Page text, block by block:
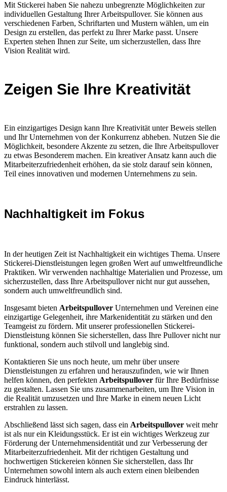
Mit Stickerei haben Sie nahezu unbegrenzte Möglichkeiten zur
individuellen Gestaltung Ihrer Arbeitspullover. Sie können aus
verschiedenen Farben, Schriftarten und Mustern wählen, um ein
Design zu erstellen, das perfekt zu Ihrer Marke passt. Unsere
Experten stehen Ihnen zur Seite, um sicherzustellen, dass Ihre
Vision Realität wird.
Zeigen Sie Ihre Kreativität
Ein einzigartiges Design kann Ihre Kreativität unter Beweis stellen
und Ihr Unternehmen von der Konkurrenz abheben. Nutzen Sie die
Möglichkeit, besondere Akzente zu setzen, die Ihre Arbeitspullover
zu etwas Besonderem machen. Ein kreativer Ansatz kann auch die
Mitarbeiterzufriedenheit erhöhen, da sie stolz darauf sein können,
Teil eines innovativen und modernen Unternehmens zu sein.
Nachhaltigkeit im Fokus
In der heutigen Zeit ist Nachhaltigkeit ein wichtiges Thema. Unsere
Stickerei-Dienstleistungen legen großen Wert auf umweltfreundliche
Praktiken. Wir verwenden nachhaltige Materialien und Prozesse, um
sicherzustellen, dass Ihre Arbeitspullover nicht nur gut aussehen,
sondern auch umweltfreundlich sind.
Insgesamt bieten Arbeitspullover Unternehmen und Vereinen eine
einzigartige Gelegenheit, ihre Markenidentität zu stärken und den
Teamgeist zu fördern. Mit unserer professionellen Stickerei-
Dienstleistung können Sie sicherstellen, dass Ihre Pullover nicht nur
funktional, sondern auch stilvoll und langlebig sind.
Kontaktieren Sie uns noch heute, um mehr über unsere
Dienstleistungen zu erfahren und herauszufinden, wie wir Ihnen
helfen können, den perfekten Arbeitspullover für Ihre Bedürfnisse
zu gestalten. Lassen Sie uns zusammenarbeiten, um Ihre Vision in
die Realität umzusetzen und Ihre Marke in einem neuen Licht
erstrahlen zu lassen.
Abschließend lässt sich sagen, dass ein Arbeitspullover weit mehr
ist als nur ein Kleidungsstück. Er ist ein wichtiges Werkzeug zur
Förderung der Unternehmensidentität und zur Verbesserung der
Mitarbeiterzufriedenheit. Mit der richtigen Gestaltung und
hochwertigen Stickereien können Sie sicherstellen, dass Ihr
Unternehmen sowohl intern als auch extern einen bleibenden
Eindruck hinterlässt.